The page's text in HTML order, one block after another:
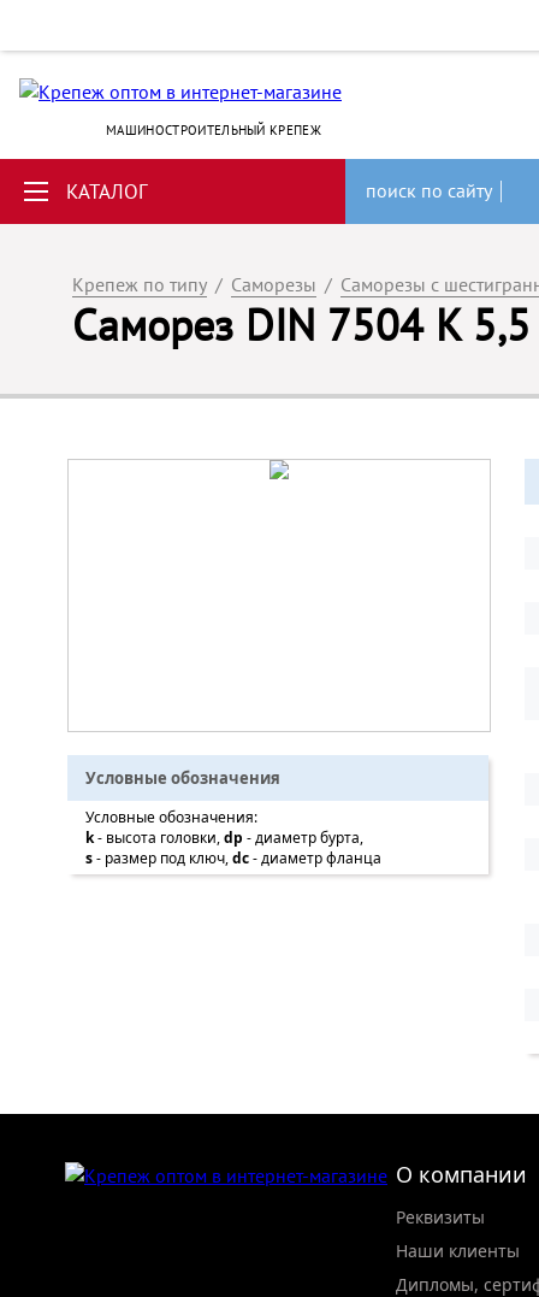
МАШИНОСТРОИТЕЛЬНЫЙ КРЕПЕЖ
КАТАЛОГ поиск по сайту
Крепеж по типу / Саморезы / Саморезы с
Саморез DIN 7504 K
Условные обозначения
Условные обозначения:
k- высота головки,dp - диаметр бурта,
s- размер под ключ,dc- диаметр фланца
О компании
Реквизиты
Наши клиенты
Дипломы,